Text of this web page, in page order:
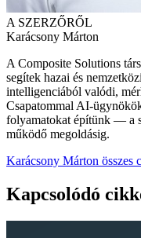
A SZERZŐRŐL
Karácsony Márton
A Composite Solutions
segítek hazai és
intelligenciából valódi,
Csapatommal AI-
folyamatokat építünk — a
működő megoldásig.
Karácsony Márton összes
Kapcsolódó